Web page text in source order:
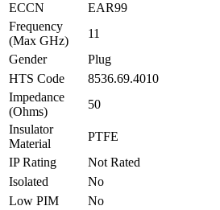
ECCN
EAR99
Frequency
(Max GHz)
11
Gender
Plug
HTS Code
8536.69.4010
Impedance
(Ohms)
50
Insulator
Material
PTFE
IP Rating
Not Rated
Isolated
No
Low PIM
No